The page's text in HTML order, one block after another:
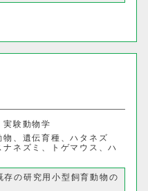
椎動物が獲得した環境適応
実験動物学
、遺伝育種、ハタネズ
ナネズミ、トゲマウス、ハ
存の研究用小型飼育動物の
保健看護学科